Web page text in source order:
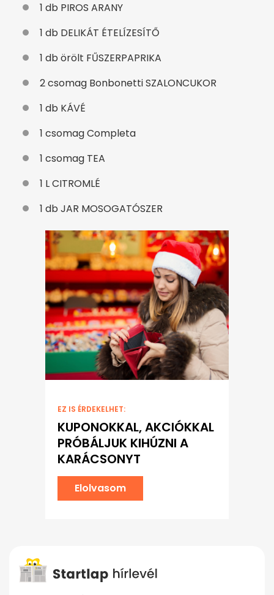
1 db PIROS ARANY
1 db DELIKÁT ÉTELÍZESÍTŐ
1 db örölt FŰSZERPAPRIKA
2 csomag Bonbonetti SZALONCUKOR
1 db KÁVÉ
1 csomag Completa
1 csomag TEA
1 L CITROMLÉ
1 db JAR MOSOGATÓSZER
EZ IS ÉRDEKELHET:
KUPONOKKAL, AKCIÓKKAL
PRÓBÁLJUK KIHÚZNI A
KARÁCSONYT
Elolvasom